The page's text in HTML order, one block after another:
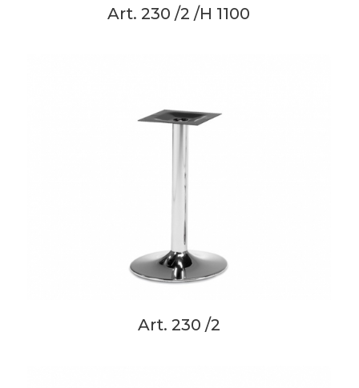
Art. 230 /2 /H 1100
Art. 230 /2